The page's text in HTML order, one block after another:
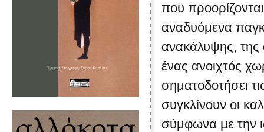
που
αναδυόμενα
ανακάλυψης, της
ένας ανοιχτός
σηματοδοτήσει
συγκλίνουν οι
σύμφωνα με την